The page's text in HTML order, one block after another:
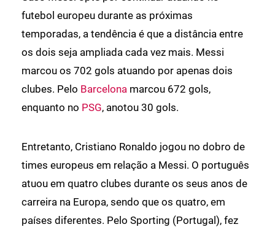
futebol europeu durante as próximas
temporadas, a tendência é que a distância entre
os dois seja ampliada cada vez mais. Messi
marcou os 702 gols atuando por apenas dois
clubes. Pelo Barcelona marcou 672 gols,
enquanto no PSG, anotou 30 gols.
Entretanto, Cristiano Ronaldo jogou no dobro de
times europeus em relação a Messi. O português
atuou em quatro clubes durante os seus anos de
carreira na Europa, sendo que os quatro, em
países diferentes. Pelo Sporting (Portugal), fez